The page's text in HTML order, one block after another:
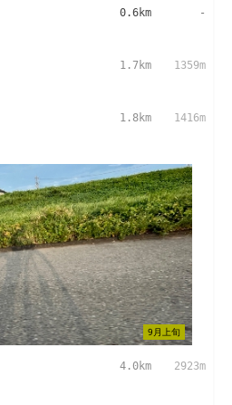
0.6km -
1.7km 1359m
1.8km 1416m
9月上旬
4.0km 2923m